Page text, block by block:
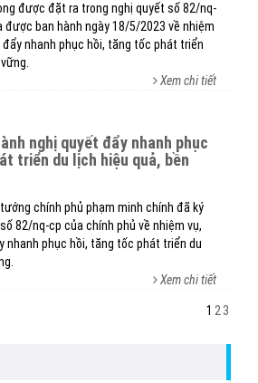
được đặt ra trong nghị quyết số 82/nq-
được ban hành ngày 18/5/2023 về nhiệm
đẩy nhanh phục hồi, tăng tốc phát triển
Xem chi tiết
triển du lịch hiệu quả, bền
chính phủ phạm minh chính đã ký
82/nq-cp của chính phủ về nhiệm vụ,
nhanh phục hồi, tăng tốc phát triển du
Xem chi tiết
1 2 3